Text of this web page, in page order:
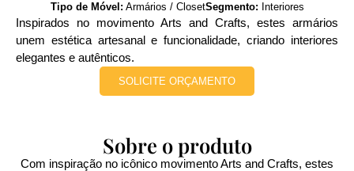
Tipo de Móvel: Armários / ClosetSegmento: Interiores
Inspirados no movimento Arts and Crafts, estes armários
unem estética artesanal e funcionalidade, criando interiores
elegantes e autênticos.
SOLICITE ORÇAMENTO
Sobre o produto
Com inspiração no icônico movimento Arts and Crafts, estes